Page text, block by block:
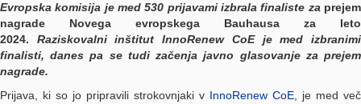
Evropska komisija je med 530 prijavami izbrala finaliste za prejem
nagrade Novega evropskega Bauhausa za leto
2024. Raziskovalni inštitut InnoRenew CoE je med izbranimi
finalisti, danes pa se tudi začenja javno glasovanje za prejem
nagrade.
Prijava, ki so jo pripravili strokovnjaki v InnoRenew CoE , je med več